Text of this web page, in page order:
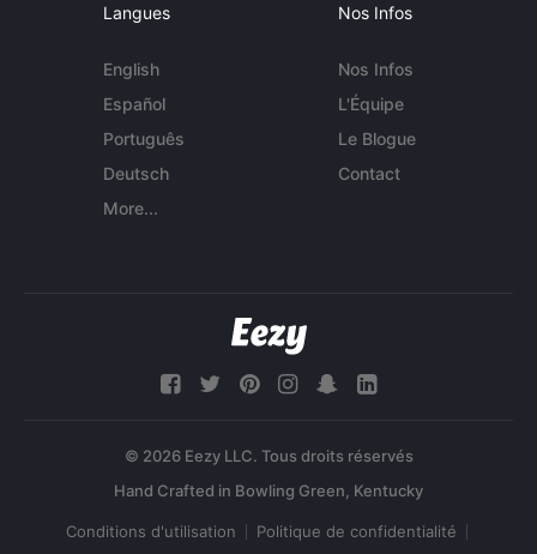
Langues
English
Español
Português
Deutsch
More...
Nos Infos
Nos Infos
L'Équipe
Le Blogue
Contact
© 2026 Eezy LLC. Tous droits réservés
Conditions d'utilisation Politique de confidentialité